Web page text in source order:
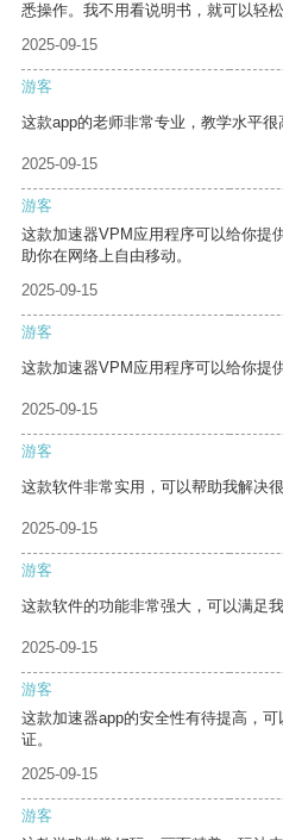
悉操作。我不用看说明书，就可以轻松
2025-09-15
游客
这款app的老师非常专业，教学水平很
2025-09-15
游客
这款加速器VPM应用程序可以给你提
助你在网络上自由移动。
2025-09-15
游客
这款加速器VPM应用程序可以给你提
2025-09-15
游客
这款软件非常实用，可以帮助我解决很
2025-09-15
游客
这款软件的功能非常强大，可以满足
2025-09-15
游客
这款加速器app的安全性有待提高，
证。
2025-09-15
游客